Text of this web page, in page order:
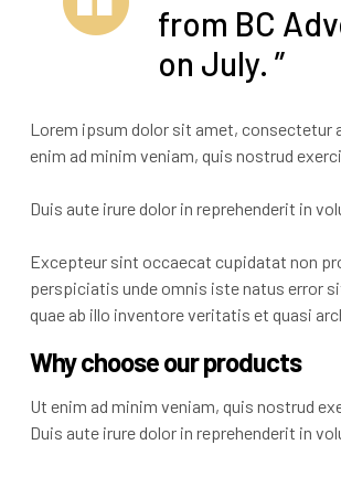
from BC
on July. ”
Lorem ipsum dolor sit amet, consectetur
enim ad minim veniam, quis nostrud
Duis aute irure dolor in reprehenderit in
Excepteur sint occaecat cupidatat non
perspiciatis unde omnis iste natus error
quae ab illo inventore veritatis et quasi
Why choose our products
Ut enim ad minim veniam, quis nostrud
Duis aute irure dolor in reprehenderit in